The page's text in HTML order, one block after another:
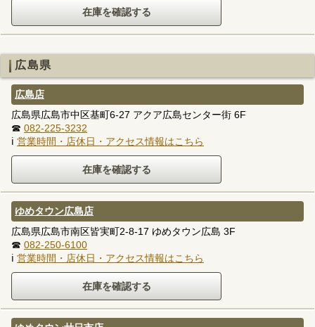
広島県
広島店
広島県広島市中区基町6-27 アクア広島センター街 6F
☎ 082-225-3232
ℹ 営業時間・店休日・アクセス情報はこちら
ゆめタウン広島店
広島県広島市南区皆実町2-8-17 ゆめタウン広島 3F
☎ 082-250-6100
ℹ 営業時間・店休日・アクセス情報はこちら